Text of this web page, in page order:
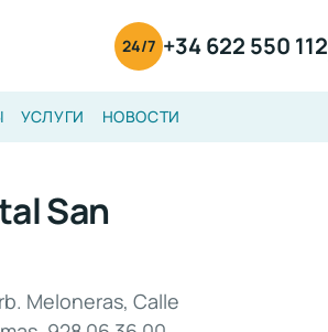
24/7 +34 622 550 112
УСЛУГИ НОВОСТИ
San
Meloneras, Calle